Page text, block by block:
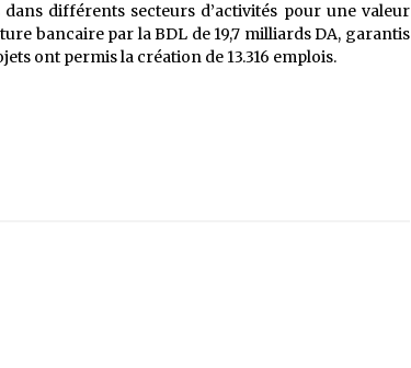
différents secteurs d’activités pour une valeur
bancaire par la BDL de 19,7 milliards DA, garantis
ont permis la création de 13.316 emplois.